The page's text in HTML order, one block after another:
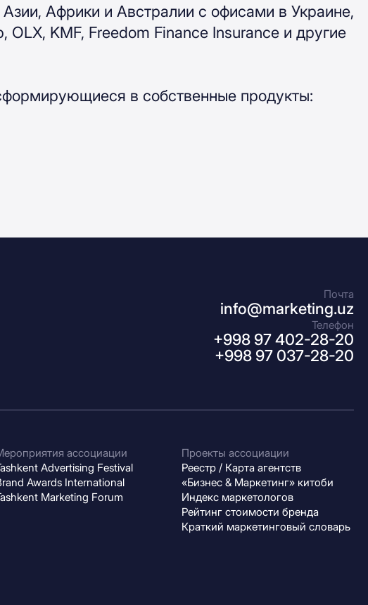
Африки и Австралии с офисами в Украине,
KMF, Freedom Finance Insurance и другие
в собственные продукты:
Почта
info@marketing.uz
Телефон
+998 97 402-28-20
+998 97 037-28-20
ассоциации
Advertising Festival
Awards International
Marketing Forum
Проекты ассоциации
Реестр / Карта агентств
«Бизнес & Маркетинг» китоби
Индекс маркетологов
Рейтинг стоимости бренда
Краткий маркетинговый словарь